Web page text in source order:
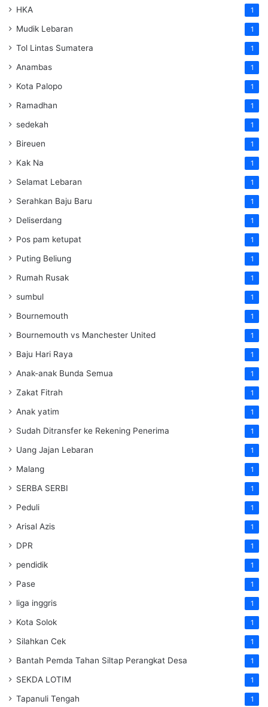
HKA 1
Mudik Lebaran 1
Tol Lintas Sumatera 1
Anambas 1
Kota Palopo 1
Ramadhan 1
sedekah 1
Bireuen 1
Kak Na 1
Selamat Lebaran 1
Serahkan Baju Baru 1
Deliserdang 1
Pos pam ketupat 1
Puting Beliung 1
Rumah Rusak 1
sumbul 1
Bournemouth 1
Bournemouth vs Manchester United 1
Baju Hari Raya 1
Anak-anak Bunda Semua 1
Zakat Fitrah 1
Anak yatim 1
Sudah Ditransfer ke Rekening Penerima 1
Uang Jajan Lebaran 1
Malang 1
SERBA SERBI 1
Peduli 1
Arisal Azis 1
DPR 1
pendidik 1
Pase 1
liga inggris 1
Kota Solok 1
Silahkan Cek 1
Bantah Pemda Tahan Siltap Perangkat Desa 1
SEKDA LOTIM 1
Tapanuli Tengah 1